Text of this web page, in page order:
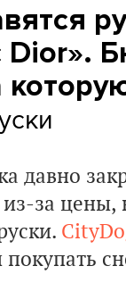
Dior».
давно
за цены,